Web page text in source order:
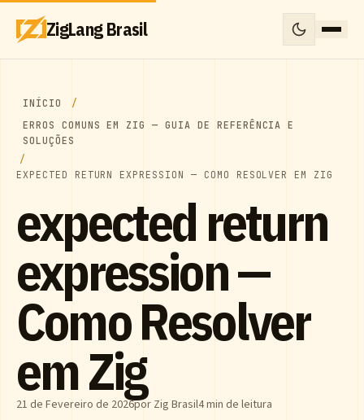
ZigLang Brasil
INÍCIO
ERROS COMUNS EM ZIG — GUIA DE REFERÊNCIA E
SOLUÇÕES
EXPECTED RETURN EXPRESSION — COMO RESOLVER EM ZIG
expected return
expression —
Como Resolver
em Zig
21 de Fevereiro de 2026por Zig Brasil4 min de leitura